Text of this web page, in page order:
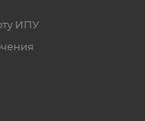
ИПУ